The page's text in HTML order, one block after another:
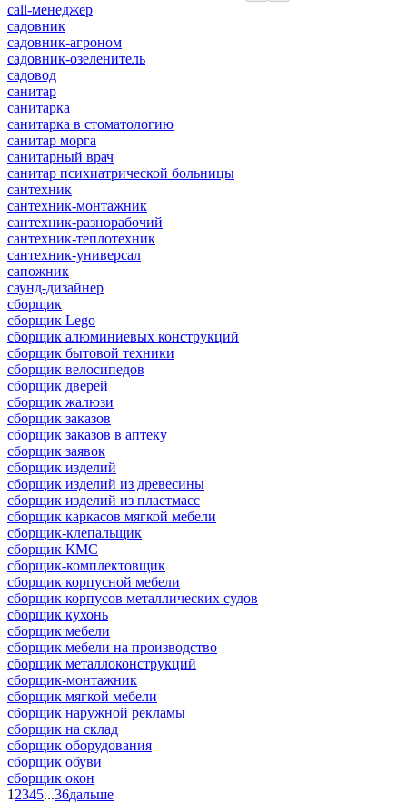
сall-менеджер
садовник
садовник-агроном
садовник-озеленитель
садовод
санитар
санитарка
санитарка в стоматологию
санитар морга
санитарный врач
санитар психиатрической больницы
сантехник
сантехник-монтажник
сантехник-разнорабочий
сантехник-теплотехник
сантехник-универсал
сапожник
саунд-дизайнер
сборщик
сборщик Lego
сборщик алюминиевых конструкций
сборщик бытовой техники
сборщик велосипедов
сборщик дверей
сборщик жалюзи
сборщик заказов
сборщик заказов в аптеку
сборщик заявок
сборщик изделий
сборщик изделий из древесины
сборщик изделий из пластмасс
сборщик каркасов мягкой мебели
сборщик-клепальщик
сборщик КМС
сборщик-комплектовщик
сборщик корпусной мебели
сборщик корпусов металлических судов
сборщик кухонь
сборщик мебели
сборщик мебели на производство
сборщик металлоконструкций
сборщик-монтажник
сборщик мягкой мебели
сборщик наружной рекламы
сборщик на склад
сборщик оборудования
сборщик обуви
сборщик окон
1 2345...36дальше